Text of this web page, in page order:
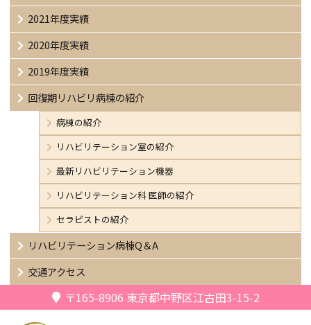
2021年度実績
2020年度実績
2019年度実績
回復期リハビリ病棟の紹介
病棟の紹介
リハビリテーション室の紹介
最新リハビリテーション機器
リハビリテーション科 医師の紹介
セラピストの紹介
リハビリテーション病棟Q＆A
交通アクセス
〒165-8906 東京都中野区江古田3-15-2